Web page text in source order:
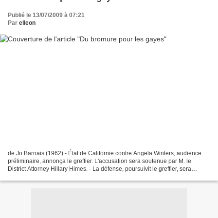
Publié le 13/07/2009 à 07:21
Par elleon
de Jo Barnais (1962) - État de Californie contre Angela Winters, audience
préliminaire, annonça le greffier. L'accusation sera soutenue par M. le
District Attorney Hillary Himes. - La défense, poursuivit le greffier, sera